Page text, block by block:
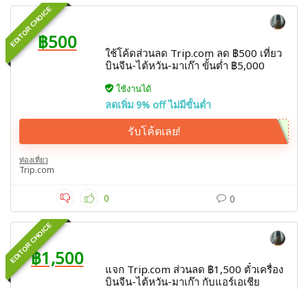
EDITOR CHOICE฿500
ใช้โค้ดส่วนลด Trip.com ลด ฿500 เที่ยว
บินจีน-ไต้หวัน-มาเก๊า ขั้นต่ำ ฿5,000
ใช้งานได้
ลดเพิ่ม 9% off ไม่มีขั้นต่ำ
รับโค้ดเลย!
ท่องเที่ยว
Trip.com
0 0
EDITOR CHOICE฿1,500
แจก Trip.com ส่วนลด ฿1,500 ตั๋วเครื่อง
บินจีน-ไต้หวัน-มาเก๊า กับแอร์เอเชีย